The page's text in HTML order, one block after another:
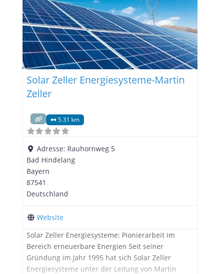
Solar Zeller Energiesysteme-Martin
Zeller
5.31 km
Adresse: Rauhornweg 5
Bad Hindelang
Bayern
87541
Deutschland
Website
Solar Zeller Energiesysteme: Pionierarbeit im
Bereich erneuerbare Energien Seit seiner
Gründung im Jahr 1995 hat sich Solar Zeller
Energiesysteme unter der Leitung von Martin